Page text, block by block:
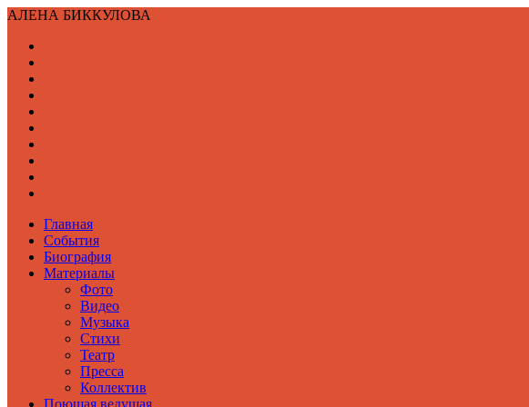
АЛЕНА БИККУЛОВА
Главная
События
Биография
Материалы
Фото
Видео
Музыка
Стихи
Театр
Пресса
Коллектив
Поющая ведущая